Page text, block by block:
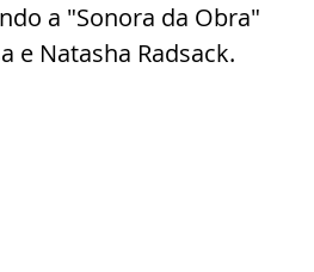
a "Sonora da Obra"
e Natasha Radsack.